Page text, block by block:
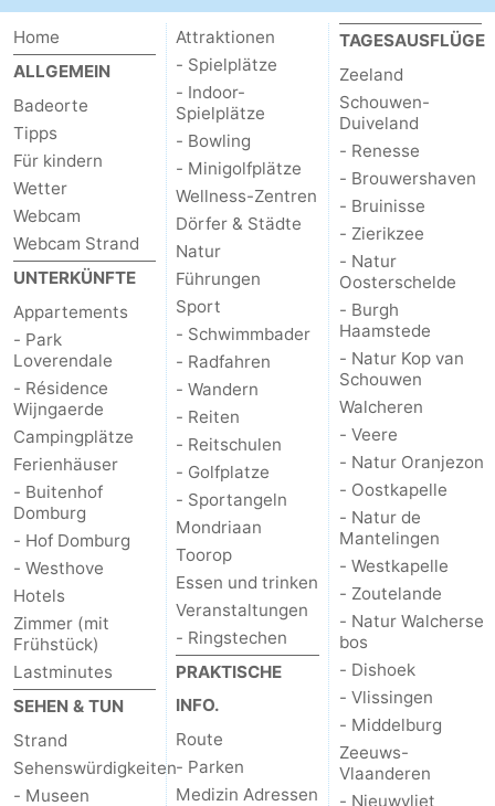
Home
ALLGEMEIN
Badeorte
Tipps
Für kindern
Wetter
Webcam
Webcam Strand
UNTERKÜNFTE
Appartements
- Park
Loverendale
- Résidence
Wijngaerde
Campingplätze
Ferienhäuser
- Buitenhof
Domburg
- Hof Domburg
- Westhove
Hotels
Zimmer (mit
Frühstück)
Lastminutes
SEHEN & TUN
Strand
Sehenswürdigkeiten
- Museen
Attraktionen
- Spielplätze
- Indoor-
Spielplätze
- Bowling
- Minigolfplätze
Wellness-Zentren
Dörfer & Städte
Natur
Führungen
Sport
- Schwimmbader
- Radfahren
- Wandern
- Reiten
- Reitschulen
- Golfplatze
- Sportangeln
Mondriaan
Toorop
Essen und trinken
Veranstaltungen
- Ringstechen
PRAKTISCHE
INFO.
Route
- Parken
Medizin Adressen
TAGESAUSFLÜGE
Zeeland
Schouwen-
Duiveland
- Renesse
- Brouwershaven
- Bruinisse
- Zierikzee
- Natur
Oosterschelde
- Burgh
Haamstede
- Natur Kop van
Schouwen
Walcheren
- Veere
- Natur Oranjezon
- Oostkapelle
- Natur de
Mantelingen
- Westkapelle
- Zoutelande
- Natur Walcherse
bos
- Dishoek
- Vlissingen
- Middelburg
Zeeuws-
Vlaanderen
- Nieuwvliet